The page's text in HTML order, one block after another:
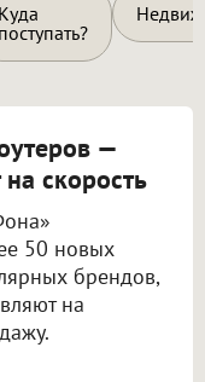
Куда
поступать?
—
скорость
50 новых
брендов,
на